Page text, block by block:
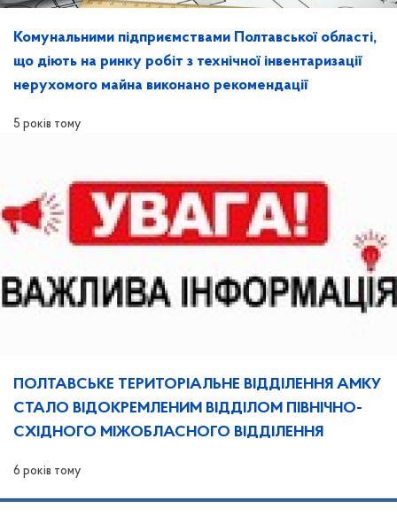
Комунальними підприємствами Полтавської області,
що діють на ринку робіт з технічної інвентаризації
нерухомого майна виконано рекомендації
5 років тому
ПОЛТАВСЬКЕ ТЕРИТОРІАЛЬНЕ ВІДДІЛЕННЯ АМКУ
СТАЛО ВІДОКРЕМЛЕНИМ ВІДДІЛОМ ПІВНІЧНО-
СХІДНОГО МІЖОБЛАСНОГО ВІДДІЛЕННЯ
6 років тому